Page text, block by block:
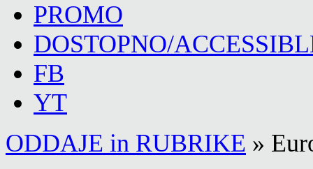
PROMO
DOSTOPNO/
FB
YT
ODDAJE in RUBRIKE »